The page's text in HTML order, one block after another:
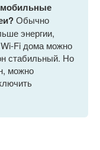
Обычно
энергии,
Fi дома можно
стабильный. Но
можно